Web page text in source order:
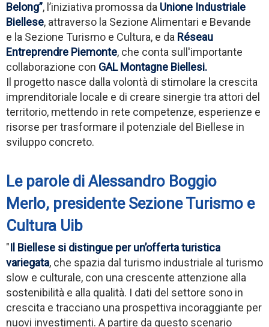
Belong”, l’iniziativa promossa da Unione Industriale
Biellese, attraverso la Sezione Alimentari e Bevande
e la Sezione Turismo e Cultura, e da Réseau
Entreprendre Piemonte, che conta sull'importante
collaborazione con GAL Montagne Biellesi.
Il progetto nasce dalla volontà di stimolare la crescita
imprenditoriale locale e di creare sinergie tra attori del
territorio, mettendo in rete competenze, esperienze e
risorse per trasformare il potenziale del Biellese in
sviluppo concreto.
Le parole di Alessandro Boggio
Merlo, presidente Sezione Turismo e
Cultura Uib
"Il Biellese si distingue per un’offerta turistica
variegata, che spazia dal turismo industriale al turismo
slow e culturale, con una crescente attenzione alla
sostenibilità e alla qualità. I dati del settore sono in
crescita e tracciano una prospettiva incoraggiante per
nuovi investimenti. A partire da questo scenario